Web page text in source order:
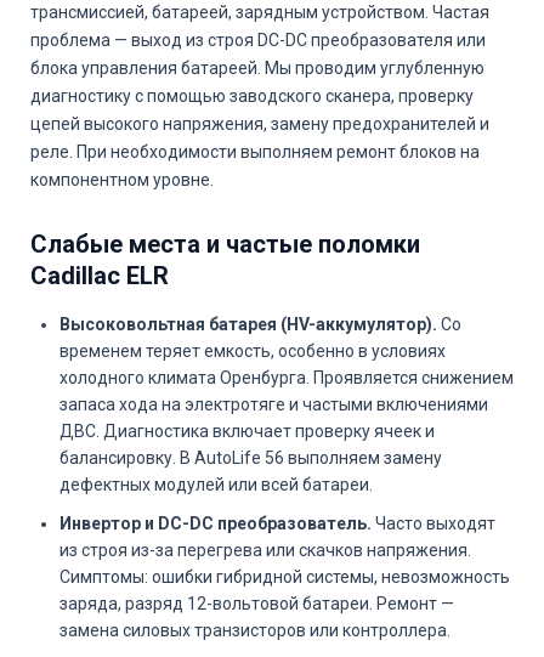
трансмиссией, батареей, зарядным устройством. Частая
проблема — выход из строя DC-DC преобразователя или
блока управления батареей. Мы проводим углубленную
диагностику с помощью заводского сканера, проверку
цепей высокого напряжения, замену предохранителей и
реле. При необходимости выполняем ремонт блоков на
компонентном уровне.
Слабые места и частые поломки
Cadillac ELR
Высоковольтная батарея (HV-аккумулятор). Со
временем теряет емкость, особенно в условиях
холодного климата Оренбурга. Проявляется снижением
запаса хода на электротяге и частыми включениями
ДВС. Диагностика включает проверку ячеек и
балансировку. В AutoLife 56 выполняем замену
дефектных модулей или всей батареи.
Инвертор и DC-DC преобразователь. Часто выходят
из строя из-за перегрева или скачков напряжения.
Симптомы: ошибки гибридной системы, невозможность
заряда, разряд 12-вольтовой батареи. Ремонт —
замена силовых транзисторов или контроллера.